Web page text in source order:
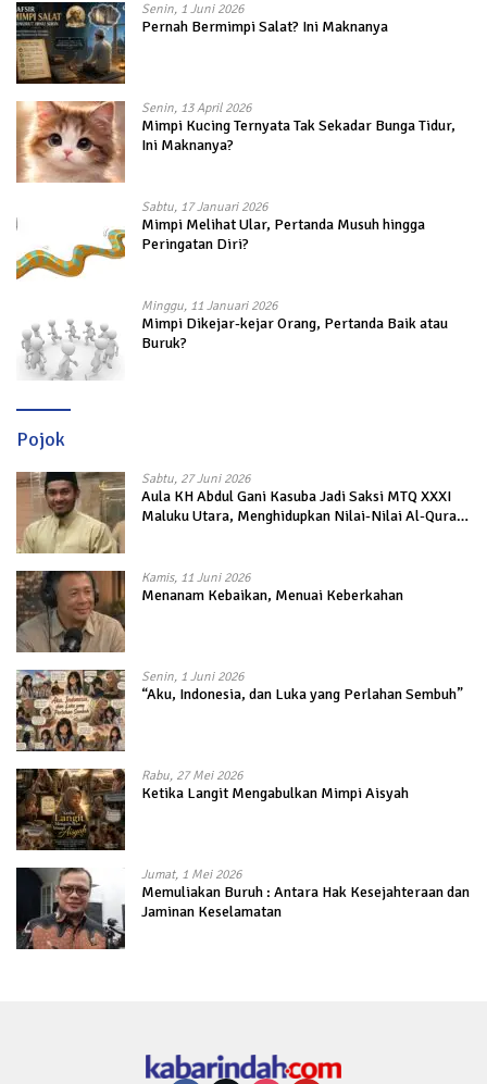
Senin, 1 Juni 2026
Pernah Bermimpi Salat? Ini Maknanya
Senin, 13 April 2026
Mimpi Kucing Ternyata Tak Sekadar Bunga Tidur,
Ini Maknanya?
Sabtu, 17 Januari 2026
Mimpi Melihat Ular, Pertanda Musuh hingga
Peringatan Diri?
Minggu, 11 Januari 2026
Mimpi Dikejar-kejar Orang, Pertanda Baik atau
Buruk?
Pojok
Sabtu, 27 Juni 2026
Aula KH Abdul Gani Kasuba Jadi Saksi MTQ XXXI
Maluku Utara, Menghidupkan Nilai-Nilai Al-Quran
Kamis, 11 Juni 2026
Menanam Kebaikan, Menuai Keberkahan
Senin, 1 Juni 2026
“Aku, Indonesia, dan Luka yang Perlahan Sembuh”
Rabu, 27 Mei 2026
Ketika Langit Mengabulkan Mimpi Aisyah
Jumat, 1 Mei 2026
Memuliakan Buruh : Antara Hak Kesejahteraan dan
Jaminan Keselamatan